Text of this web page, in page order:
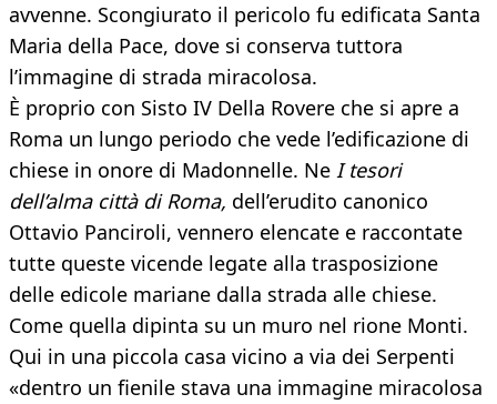
avvenne. Scongiurato il pericolo fu edificata Santa
Maria della Pace, dove si conserva tuttora
l’immagine di strada miracolosa.
È proprio con Sisto IV Della Rovere che si apre a
Roma un lungo periodo che vede l’edificazione di
chiese in onore di Madonnelle. Ne I tesori
dell’alma città di Roma, dell’erudito canonico
Ottavio Panciroli, vennero elencate e raccontate
tutte queste vicende legate alla trasposizione
delle edicole mariane dalla strada alle chiese.
Come quella dipinta su un muro nel rione Monti.
Qui in una piccola casa vicino a via dei Serpenti
«dentro un fienile stava una immagine miracolosa